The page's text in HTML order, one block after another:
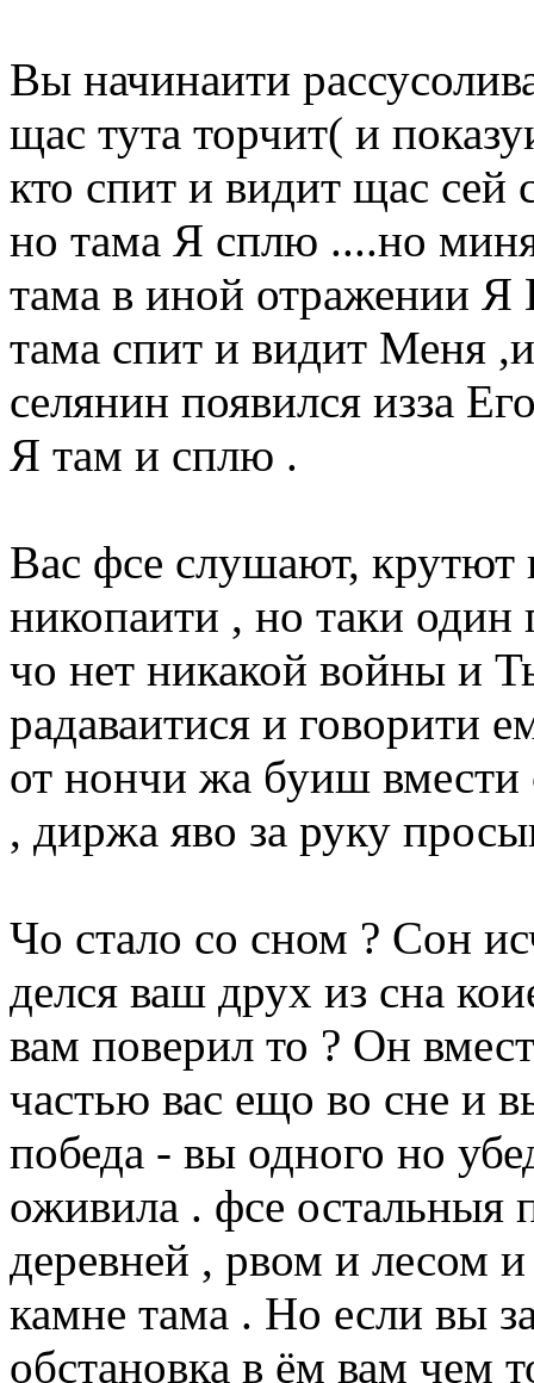
Вы начинаити
щас тута торчит( и
кто спит и видит щас сей
но тама Я сплю ....но
тама в иной отражении
тама спит и видит Меня
селянин появился изза
Я там и сплю .
Вас фсе слушают, крутют
никопаити , но таки один
чо нет никакой войны и
радаваитися и говорити
от нончи жа буиш
, диржа яво за руку
Чо стало со сном ? Сон
делся ваш друх из сна
вам поверил то ? Он
частью вас ещо во сне и
победа - вы одного но
оживила . фсе остальныя
деревней , рвом и лесом
камне тама . Но если вы
обстановка в ём вам чем